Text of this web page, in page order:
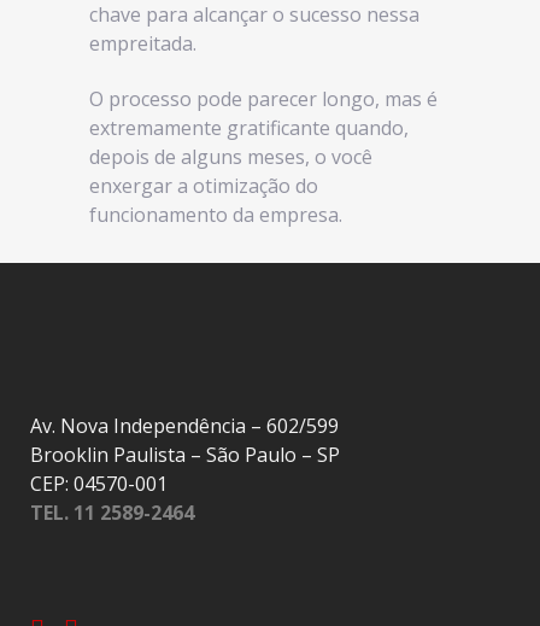
chave para alcançar o sucesso nessa
empreitada.
O processo pode parecer longo, mas é
extremamente gratificante quando,
depois de alguns meses, o você
enxergar a otimização do
funcionamento da empresa.
Av. Nova Independência – 602/599
Brooklin Paulista – São Paulo – SP
CEP: 04570-001
TEL. 11 2589-2464